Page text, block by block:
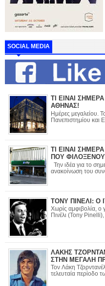
SOCIAL MEDIA
ΤΙ ΕΙΝΑΙ
ΑΘΗΝΑΣ!
Ημέρες μεγαλείου.
ΤΙ ΕΙΝΑΙ
ΠΟΥ
Την ιδέα για το
ανακοίνωση του
ΤΟΝΥ ΠΙΝΕΛΙ: Ο
Χωρίς αμφιβολία, ο
Πινέλι (Tony Pinelli),
ΛΑΚΗΣ
ΣΤΗΝ ΜΕΓΑΛΗ
Τον Λάκη Τζορντανέλλι τον γνωρίσαμε σαν
τελευταία περίοδο